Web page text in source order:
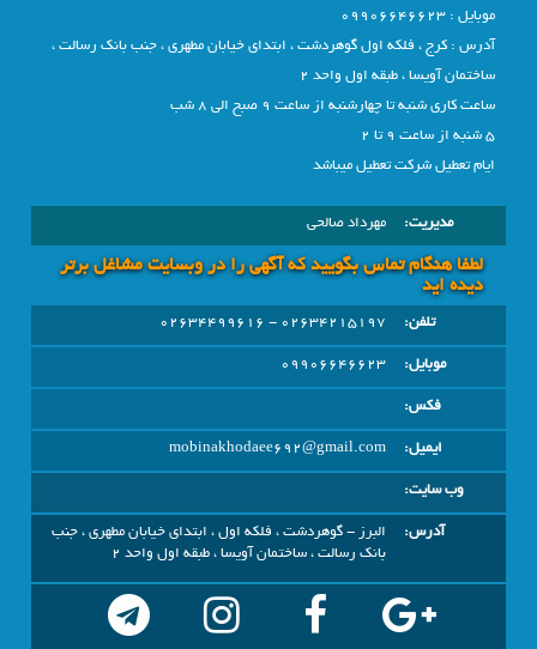
موبایل : 09906646623
آدرس : کرج ، فلکه اول گوهردشت ، ابتدای خیابان مطهری ، جنب بانک رسالت ،
ساختمان آویسا ، طبقه اول واحد 2
ساعت کاری شنبه تا چهارشنبه از ساعت 9 صبح الی 8 شب
5 شنبه از ساعت 9 تا 2
ایام تعطیل شرکت تعطیل میباشد
مدیریت: مهرداد صالحی
لطفا هنگام تماس بگویید که آگهی را در وبسايت مشاغل برتر
دیده اید
تلفن:
02634215197 - 02634499616
موبایل:
09906646623
فکس:
ایمیل:
mobinakhodaee692@gmail.com
وب سایت:
آدرس:
البرز - گوهردشت ، فلکه اول ، ابتدای خیابان مطهری ، جنب
بانک رسالت ، ساختمان آویسا ، طبقه اول واحد 2